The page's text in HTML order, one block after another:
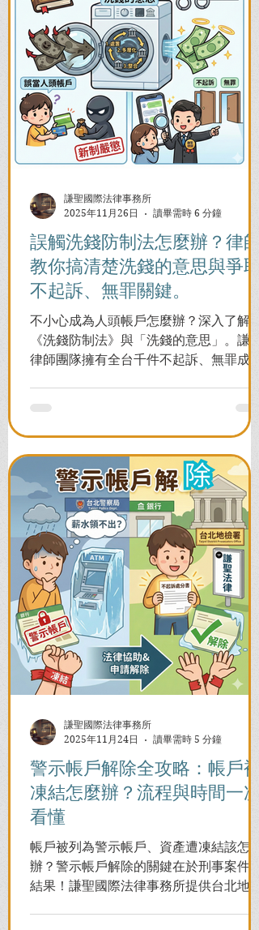
誤觸洗錢防制法怎麼辦？律師
教你搞清楚洗錢的意思與爭取
不起訴、無罪關鍵。
不小心成為人頭帳戶怎麼辦？深入了解
《洗錢防制法》與「洗錢的意思」。謙聖
律師團隊擁有全台千件不起訴、無罪成功
謙聖國際法律事務所
2025年11月26日
讀畢需時 6 分鐘
警示帳戶解除全攻略：帳戶被
凍結怎麼辦？流程與時間一次
看懂
帳戶被列為警示帳戶、資產遭凍結該怎麼
辦？警示帳戶解除的關鍵在於刑事案件的
結果！謙聖國際法律事務所提供台北地檢
謙聖國際法律事務所
2025年11月24日
讀畢需時 5 分鐘